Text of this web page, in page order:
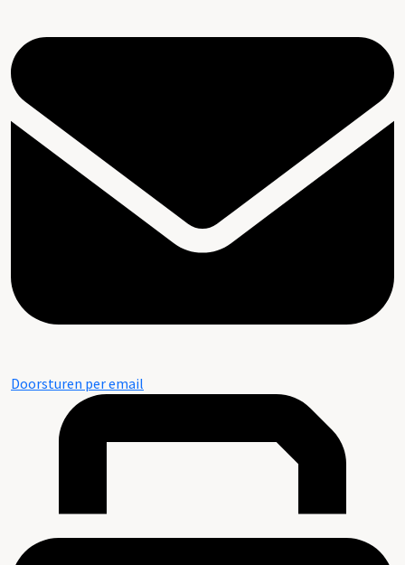
Doorsturen per email